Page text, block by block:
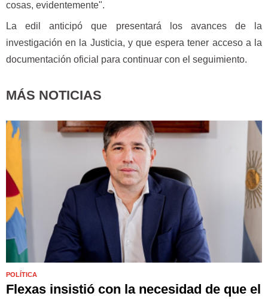
cosas, evidentemente".
La edil anticipó que presentará los avances de la
investigación en la Justicia, y que espera tener acceso a la
documentación oficial para continuar con el seguimiento.
MÁS NOTICIAS
POLÍTICA
Flexas insistió con la necesidad de que el